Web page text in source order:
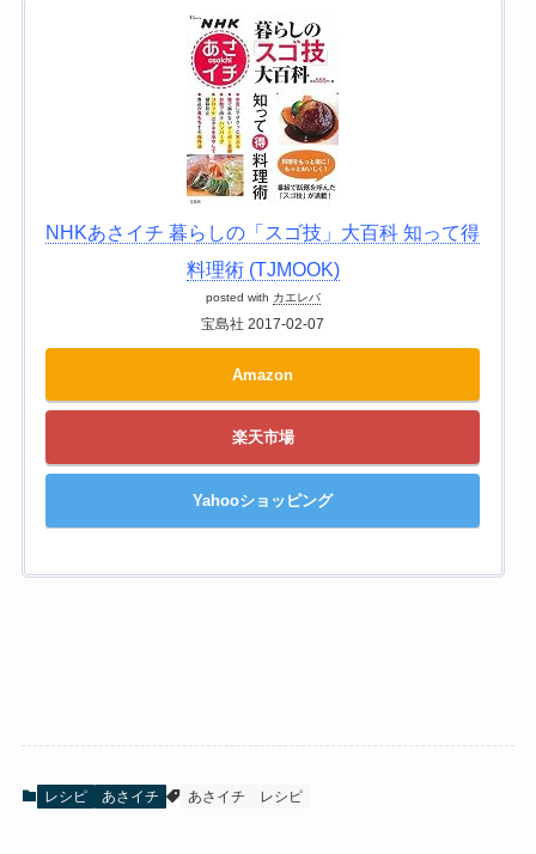
NHKあさイチ 暮らしの「スゴ技」大百科 知って得
料理術 (TJMOOK)
posted with カエレバ
宝島社 2017-02-07
Amazon
楽天市場
Yahooショッピング
レシピ あさイチ あさイチ レシピ